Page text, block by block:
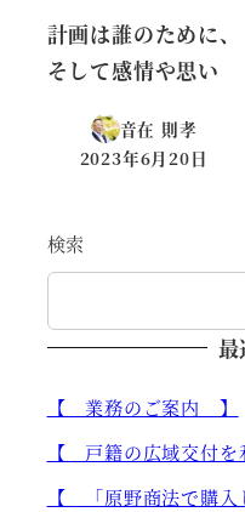
計画は誰のために、
そして感情や思い
音在 則孝
投稿日
2023年6月20日
検索
【 業務のご案内 】
【 戸籍の広域交付
【 「原野商法で購入